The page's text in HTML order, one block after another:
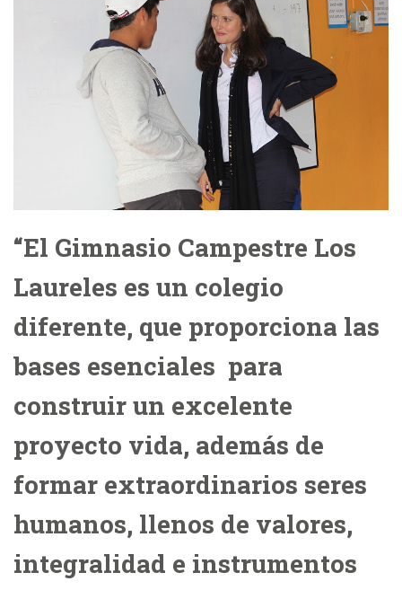
“El Gimnasio Campestre Los
Laureles es un colegio
diferente, que proporciona las
bases esenciales para
construir un excelente
proyecto vida, además de
formar extraordinarios seres
humanos, llenos de valores,
integralidad e instrumentos